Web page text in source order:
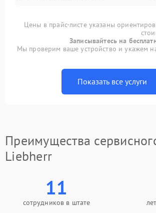
Цены в прайс-листе указаны
Записывайтесь на
Мы проверим ваше устройство и укажем
Показать все услуги
Преимущества
Liebherr
11
сотрудников в штате